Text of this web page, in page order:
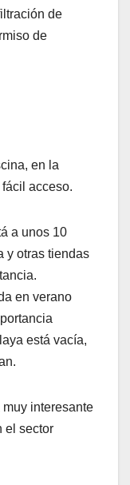
de
de
en la
acceso.
a unos 10
y otras tiendas
en verano
está vacía,
interesante
el sector